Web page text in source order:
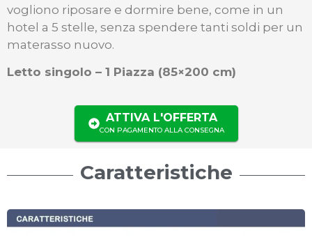
vogliono riposare e dormire bene, come in un
hotel a 5 stelle, senza spendere tanti soldi per un
materasso nuovo.
Letto singolo – 1 Piazza (85×200 cm)
ATTIVA L'OFFERTA
CON PAGAMENTO ALLA CONSEGNA
Caratteristiche